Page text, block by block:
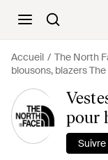
Accueil The North
blousons, blazers
pour
Suivre